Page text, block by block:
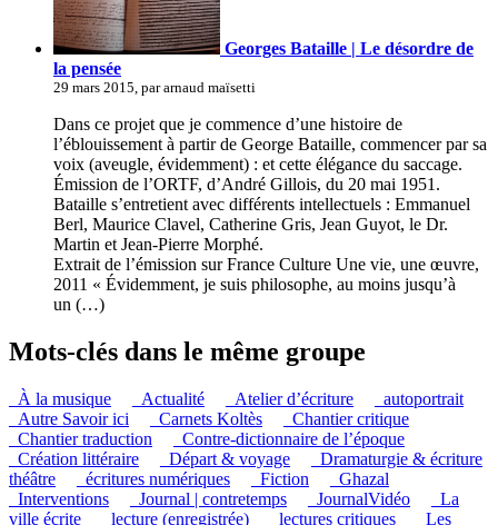
Georges Bataille | Le désordre de
la pensée
29 mars 2015, par arnaud maïsetti
Dans ce projet que je commence d’une histoire de
l’éblouissement à partir de George Bataille, commencer par sa
voix (aveugle, évidemment) : et cette élégance du saccage.
Émission de l’ORTF, d’André Gillois, du 20 mai 1951.
Bataille s’entretient avec différents intellectuels : Emmanuel
Berl, Maurice Clavel, Catherine Gris, Jean Guyot, le Dr.
Martin et Jean-Pierre Morphé.
Extrait de l’émission sur France Culture Une vie, une œuvre,
2011 « Évidemment, je suis philosophe, au moins jusqu’à
un (…)
Mots-clés dans le même groupe
_À la musique _Actualité _Atelier d’écriture
_autoportrait
_Autre Savoir ici
_Carnets Koltès
_Chantier critique
_Chantier traduction
_Contre-dictionnaire de l’époque
_Création littéraire
_Départ & voyage
_Dramaturgie & écriture
théâtre
_écritures numériques _Fiction
_Ghazal
_Interventions
_Journal | contretemps _JournalVidéo
_La
ville écrite
_lecture (enregistrée) _lectures critiques _Les